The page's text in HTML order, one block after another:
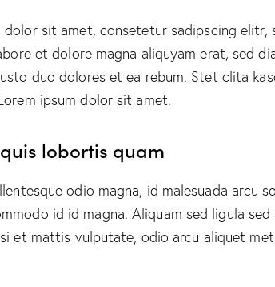
dolor sit amet, consetetur sadipscing elitr,
et dolore magna aliquyam erat, sed
duo dolores et ea rebum. Stet clita
ipsum dolor sit amet.
lobortis quam
odio magna, id malesuada arcu
id id magna. Aliquam sed ligula
et mattis vulputate, odio arcu aliquet